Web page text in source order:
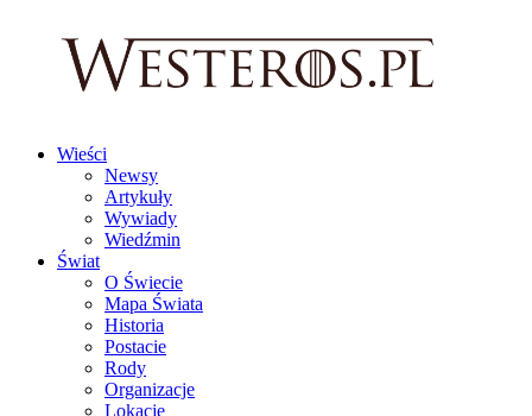
Wieści
Newsy
Artykuły
Wywiady
Wiedźmin
Świat
O Świecie
Mapa Świata
Historia
Postacie
Rody
Organizacje
Lokacje